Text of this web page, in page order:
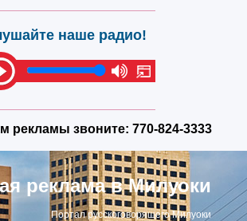
наше радио!
рекламы звоните: 770-824-3333
реклама в Милуоки
Портал русскоговорящего Милуоки